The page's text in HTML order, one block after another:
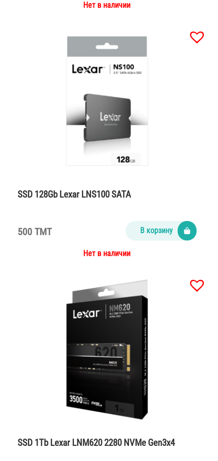
Нет в наличии
SSD 128Gb Lexar LNS100 SATA
500 TMT В корзину
Нет в наличии
SSD 1Tb Lexar LNM620 2280 NVMe Gen3x4